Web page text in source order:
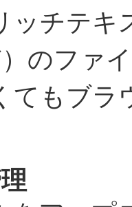
ッチテキ
のファ
てもブラ